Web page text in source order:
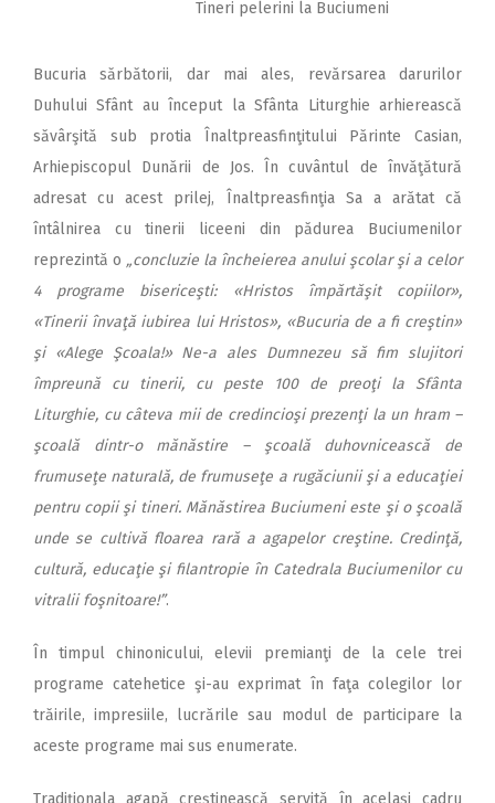
Tineri pelerini la Buciumeni
Bucuria sărbătorii, dar mai ales, revărsarea darurilor
Duhului Sfânt au început la Sfânta Liturghie arhierească
săvârşită sub protia Înaltpreasfinţitului Părinte Casian,
Arhiepiscopul Dunării de Jos. În cuvântul de învăţătură
adresat cu acest prilej, Înaltpreasfinţia Sa a arătat că
întâlnirea cu tinerii liceeni din pădurea Buciumenilor
reprezintă o „concluzie la încheierea anului şcolar şi a celor
4 programe bisericeşti: «Hristos împărtăşit copiilor»,
«Tinerii învaţă iubirea lui Hristos», «Bucuria de a fi creştin»
şi «Alege Şcoala!» Ne-a ales Dumnezeu să fim slujitori
împreună cu tinerii, cu peste 100 de preoţi la Sfânta
Liturghie, cu câteva mii de credincioşi prezenţi la un hram –
şcoală dintr-o mănăstire – şcoală duhovnicească de
frumuseţe naturală, de frumuseţe a rugăciunii şi a educaţiei
pentru copii şi tineri. Mănăstirea Buciumeni este şi o şcoală
unde se cultivă floarea rară a agapelor creştine. Credinţă,
cultură, educaţie şi filantropie în Catedrala Buciumenilor cu
vitralii foşnitoare!”.
În timpul chinonicului, elevii premianţi de la cele trei
programe catehetice şi-au exprimat în faţa colegilor lor
trăirile, impresiile, lucrările sau modul de participare la
aceste programe mai sus enumerate.